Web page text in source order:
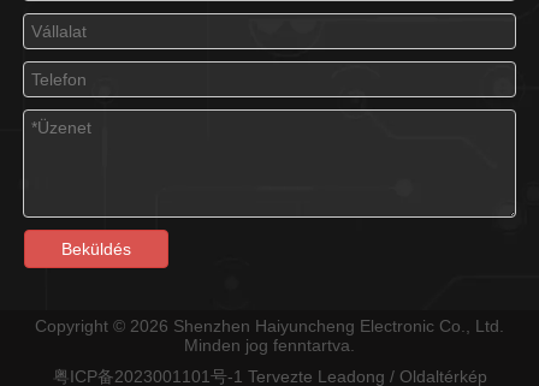
Beküldés
Copyright © 2026 Shenzhen Haiyuncheng Electronic Co., Ltd.
Minden jog fenntartva.
粤ICP备2023001101号-1 Tervezte Leadong / Oldaltérkép